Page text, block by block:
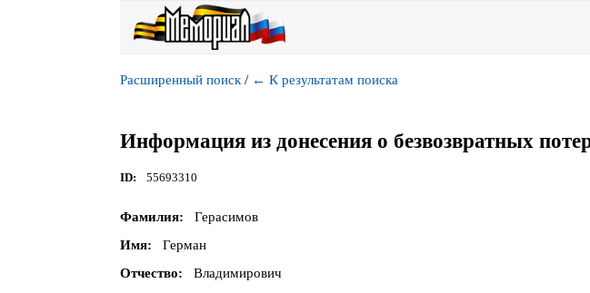
Расширенный поиск / ← К результатам поиска
Информация из донесения о безвозвратных
ID 55693310
Фамилия
Герасимов
Имя
Герман
Отчество
Владимирович